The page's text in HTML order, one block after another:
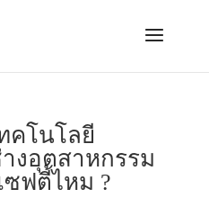
คโนโลยี
งอุตสาหกรรม
ซฟตี้ไหม ?